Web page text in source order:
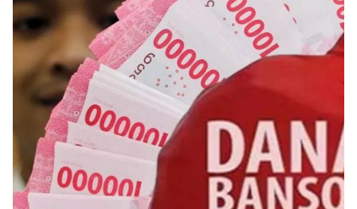
Copyright
2026
Merdeka